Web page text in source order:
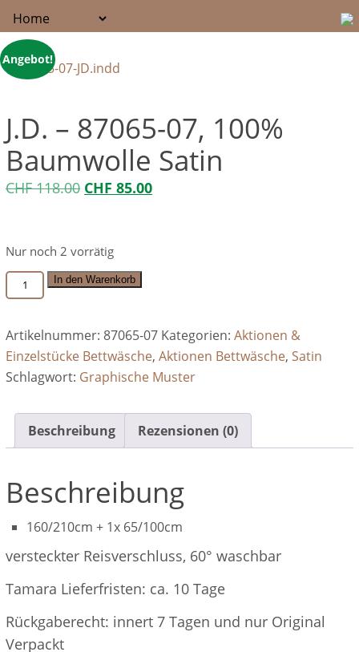
Angebot!
J.D. – 87065-07, 100%
Baumwolle Satin
CHF118.00 Ursprünglicher
CHF 118.00
CHF 85.00Aktueller
Nur noch 2 vorrätig
J.D.
-
07,
100%
Baumwolle
Menge
In den Warenkorb
Artikelnummer: 87065-07 Kategorien: Aktionen &
Einzelstücke Bettwäsche, Aktionen Bettwäsche, Satin
Schlagwort: Graphische Muster
Beschreibung Rezensionen (0)
Beschreibung
160/210cm + 1x 65/100cm
versteckter Reisverschluss, 60° waschbar
Tamara Lieferfristen: ca. 10 Tage
Rückgaberecht: innert 7 Tagen und nur Original
Verpackt